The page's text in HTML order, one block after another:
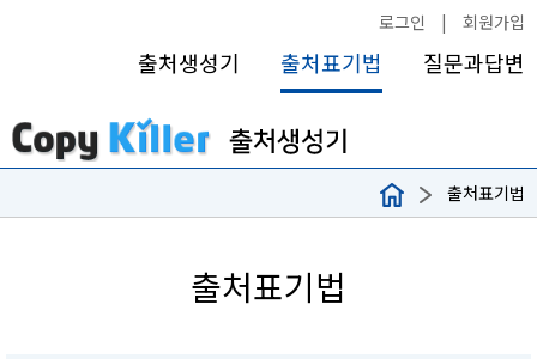
로그인 | 회원가입
출처생성기 출처표기법 질문과답변
출처표기법
출처표기법